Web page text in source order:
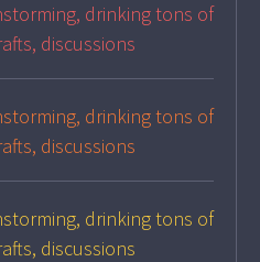
drinking tons of
discussions
drinking tons of
discussions
drinking tons of
discussions